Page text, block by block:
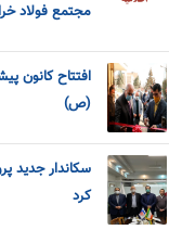
مجتمع فولاد
افتتاح کانون
(ص)
سکاندار جدید
کرد